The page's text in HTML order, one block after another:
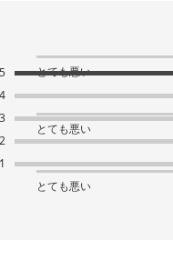
5
4
3
2
1
とても悪い
とても悪い
とても悪い